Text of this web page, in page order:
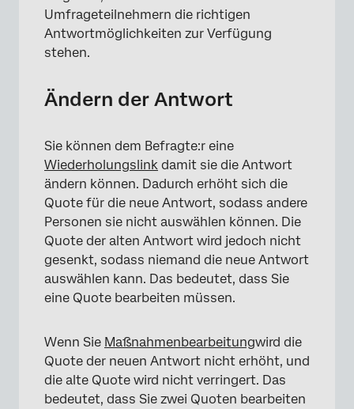
Umfrageteilnehmern die richtigen
Antwortmöglichkeiten zur Verfügung
stehen.
Ändern der Antwort
Sie können dem Befragte:r eine
Wiederholungslink damit sie die Antwort
ändern können. Dadurch erhöht sich die
Quote für die neue Antwort, sodass andere
Personen sie nicht auswählen können. Die
Quote der alten Antwort wird jedoch nicht
gesenkt, sodass niemand die neue Antwort
auswählen kann. Das bedeutet, dass Sie
eine Quote bearbeiten müssen.
Wenn Sie Maßnahmenbearbeitungwird die
Quote der neuen Antwort nicht erhöht, und
die alte Quote wird nicht verringert. Das
bedeutet, dass Sie zwei Quoten bearbeiten